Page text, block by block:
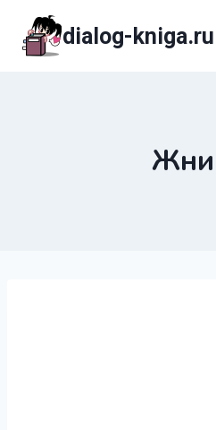
содержимому
dialog-kniga.ru